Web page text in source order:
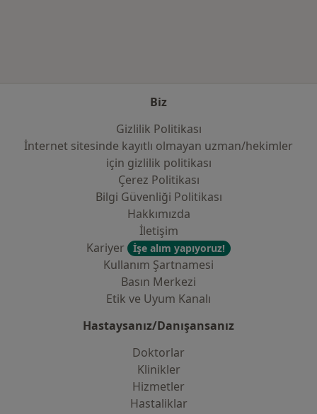
Biz
Gizlilik Politikası
İnternet sitesinde kayıtlı olmayan uzman/hekimler
i̇çin gizlilik politikası
Çerez Politikası
Bilgi Güvenliği Politikası
Hakkımızda
İletişim
Kariyer
İşe alım yapıyoruz!
Kullanım Şartnamesi
Basın Merkezi
Etik ve Uyum Kanalı
Hastaysanız/Danışansanız
Doktorlar
Klinikler
Hizmetler
Hastaliklar